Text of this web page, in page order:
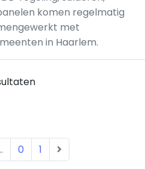
komen regelmatig
met
in Haarlem.
0 1